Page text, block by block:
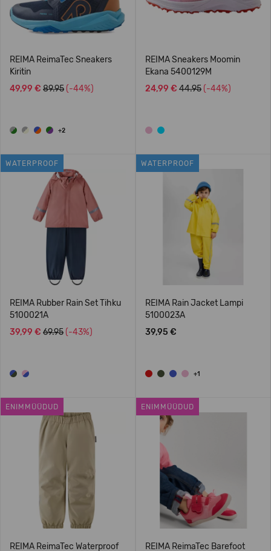
REIMA ReimaTec Sneakers
Kiritin
49,99 € 89.95 (-44%)
+2
REIMA Sneakers Moomin
Ekana 5400129M
24,99 € 44.95 (-44%)
WATERPROOF
REIMA Rubber Rain Set Tihku
5100021A
39,99 € 69.95 (-43%)
WATERPROOF
REIMA Rain Jacket Lampi
5100023A
39,95 €
+1
ENIMMÜÜDUD
REIMA ReimaTec Waterproof
ENIMMÜÜDUD
REIMA ReimaTec Barefoot